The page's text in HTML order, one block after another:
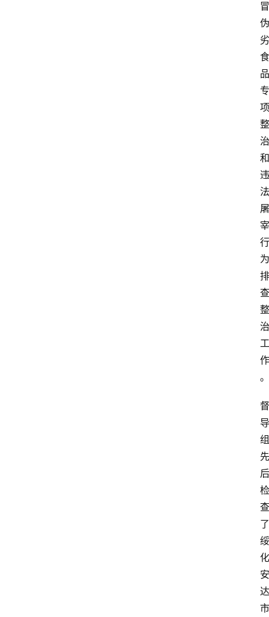
冒
伪
劣
食
品
专
项
整
治
和
违
法
屠
宰
行
为
排
查
整
治
工
作
。
督
导
组
先
后
检
查
了
绥
化
安
达
市